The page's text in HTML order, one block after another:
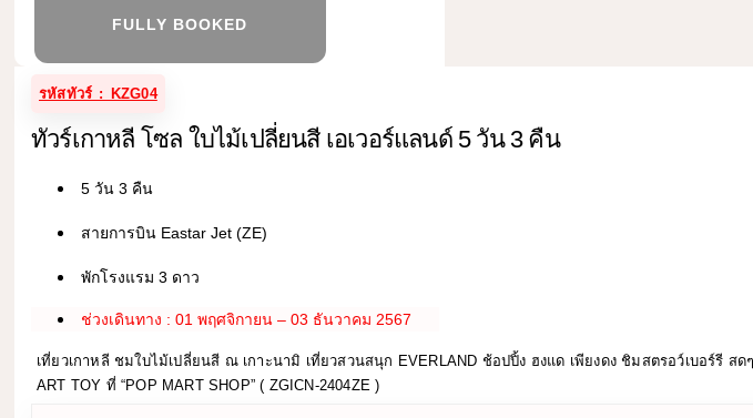
FULLY BOOKED
รหัสทัวร์ : KZG04
ทัวร์เกาหลี โซล ใบไม้เปลี่ยนสี เอเวอร์แลนด์ 5 วัน 3 คืน
5 วัน 3 คืน
สายการบิน Eastar Jet (ZE)
พักโรงแรม 3 ดาว
ช่วงเดินทาง : 01 พฤศจิกายน – 03 ธันวาคม 2567
เที่ยวเกาหลี ชมใบไม้เปลี่ยนสี ณ เกาะนามิ เที่ยวสวนสนุก EVERLAND ช้อปปิ้ง ฮงแด เพียงดง ชิมสตรอว์เบอร์รี สด
ART TOY ที่ “POP MART SHOP” ( ZGICN-2404ZE )